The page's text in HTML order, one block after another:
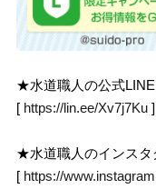
★水道職人の公式LINE
[ https://lin.ee/Xv7j7Ku ]
★水道職人のインスタ
[ https://